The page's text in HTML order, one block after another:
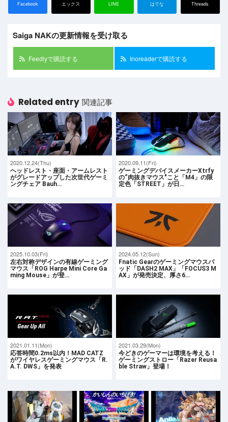
Facebook エックス LINE はてな Threads
Saiga NAKの更新情報を受け取る
Feedlyで購読する Inoreaderで購読する
Related entry 関連記事
2020.12.24(Thu)
ヘッドレスト・座面・アームレスト
がグレードアップした次世代ゲーミ
ングチェア Bauh…
2020.09.11(Fri)
ゲーミングデバイスメーカーXtrfy
の“肉抜きマウス"こと「M4」の限
定色「STREET」が日…
2025.10.03(Fri)
左右対称デザインの有線ゲーミング
マウス「ROG Harpe Mini Core Ga
ming Mouse」が登…
2024.05.12(Sun)
Fnatic Gearのゲーミングマウスパ
ッド「DASH2 MAX」「FOCUS3 M
AX」が発売決定、厚さ6…
2021.01.11(Mon)
応答時間0.2ms以内！MAD CATZ
がワイヤレスゲーミングマウス「R.
A.T. DWS」を発表
2021.03.29(Mon)
今どきのゲーマーは環境を考える！
ゲーミングストロー「Razer Reusa
ble Straw」登場！